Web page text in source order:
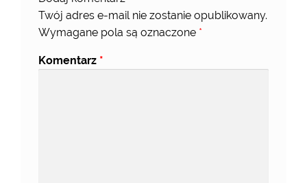
Twój adres e-mail nie zostanie opublikowany.
Wymagane pola są oznaczone *
Komentarz *